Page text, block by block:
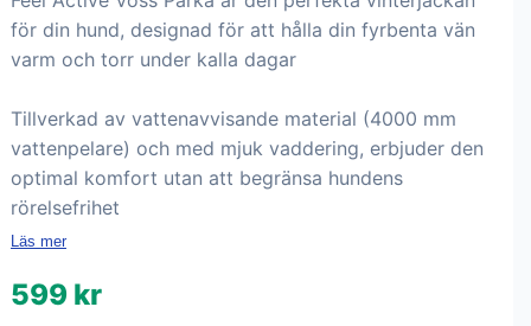
för din hund, designad för att hålla din fyrbenta vän
varm och torr under kalla dagar
Tillverkad av vattenavvisande material (4000 mm
vattenpelare) och med mjuk vaddering, erbjuder den
optimal komfort utan att begränsa hundens
rörelsefrihet
Läs mer
599 kr